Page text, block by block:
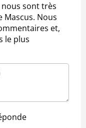
sont très
Mascus. Nous
et,
le plus